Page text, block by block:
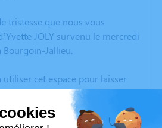
tristesse que nous vous
JOLY survenu le mercredi
Jallieu.
cet espace pour laisser
des photos souvenirs, une
pensées à travers des
Cet endroit est un lieu